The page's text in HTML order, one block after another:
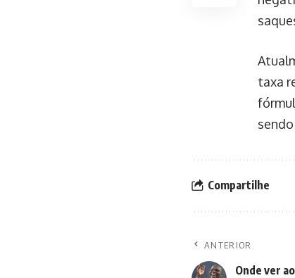
taxa
Compartilhe
ANTERIOR
Onde ver